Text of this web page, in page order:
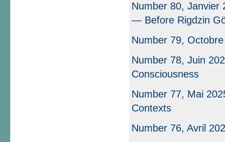
Number 80,
— Before Rigdzin
Number 79,
Number 78, Juin
Consciousness
Number 77, Mai
Contexts
Number 76, Avril